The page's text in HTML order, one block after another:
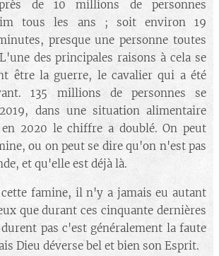
de 10 millions de personnes
tous les ans ; soit environ 19
presque une personne toutes
des principales raisons à cela se
être la guerre, le cavalier qui a été
135 millions de personnes se
dans une situation alimentaire
2020 le chiffre a doublé. On peut
ou on peut se dire qu'on n'est pas
et qu'elle est déjà là.
famine, il n'y a jamais eu autant
que durant ces cinquante dernières
pas c'est généralement la faute
Dieu déverse bel et bien son Esprit.